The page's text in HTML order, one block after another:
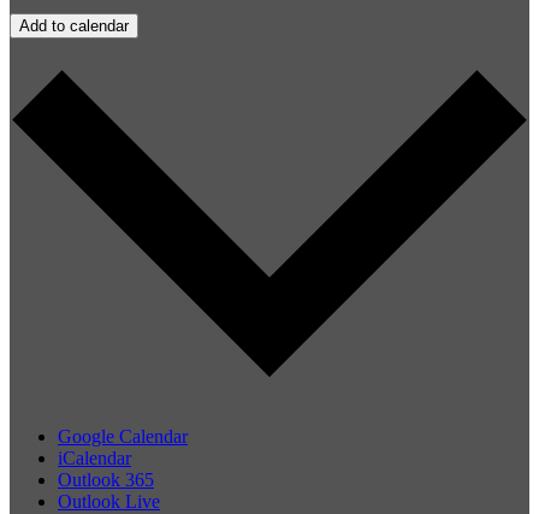
Add to calendar
Google Calendar
iCalendar
Outlook 365
Outlook Live